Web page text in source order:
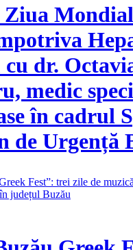
dr.
medic
în cadrul
de Urgență